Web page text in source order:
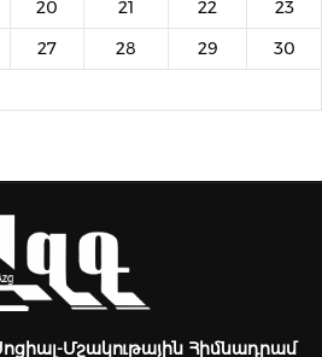
20 21 22 23
27 28 29 30
Մշակութային Հիմնադրամ